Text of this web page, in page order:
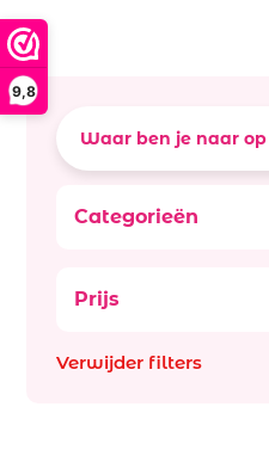
9,8
Categorieën
Prijs
Verwijder filters